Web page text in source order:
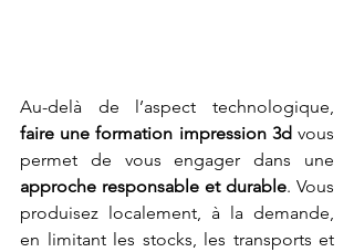
faire une formation impression 3d vous
approche responsable et durable. Vous
produisez localement, à la demande,
en limitant les stocks, les transports et